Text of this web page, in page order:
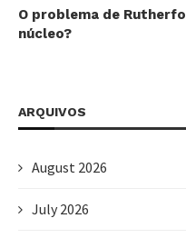
O problema de
núcleo?
ARQUIVOS
August 2026
July 2026